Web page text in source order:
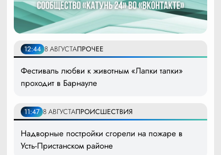
12:44 8 АВГУСТАПРОЧЕЕ
Фестиваль любви к животным «Лапки тапки»
проходит в Барнауле
11:47 8 АВГУСТАПРОИСШЕСТВИЯ
Надворные постройки сгорели на пожаре в
Усть-Пристанском районе